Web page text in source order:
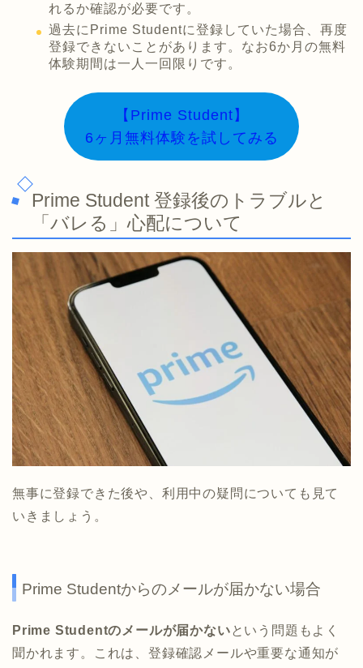
れるか確認が必要です。
過去にPrime Studentに登録していた場合、再度
登録できないことがあります。なお6か月の無料
体験期間は一人一回限りです。
【Prime Student】
6ヶ月無料体験を試してみる
Prime Student 登録後のトラブルと
「バレる」心配について
無事に登録できた後や、利用中の疑問についても見て
いきましょう。
Prime Studentからのメールが届かない場合
Prime Studentのメールが届かないという問題もよく
聞かれます。これは、登録確認メールや重要な通知が